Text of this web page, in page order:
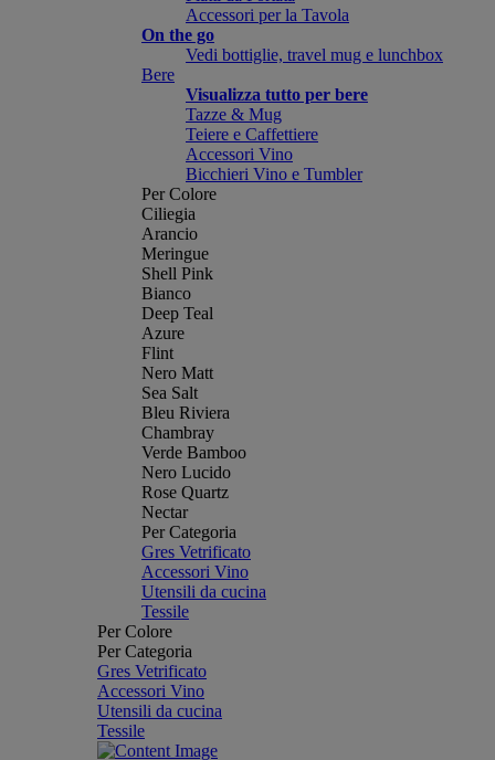
Accessori per la Tavola
On the go
Vedi bottiglie, travel mug e lunchbox
Bere
Visualizza tutto per bere
Tazze & Mug
Teiere e Caffettiere
Accessori Vino
Bicchieri Vino e Tumbler
Per Colore
Ciliegia
Arancio
Meringue
Shell Pink
Bianco
Deep Teal
Azure
Flint
Nero Matt
Sea Salt
Bleu Riviera
Chambray
Verde Bamboo
Nero Lucido
Rose Quartz
Nectar
Per Categoria
Gres Vetrificato
Accessori Vino
Utensili da cucina
Tessile
Per Colore
Per Categoria
Gres Vetrificato
Accessori Vino
Utensili da cucina
Tessile